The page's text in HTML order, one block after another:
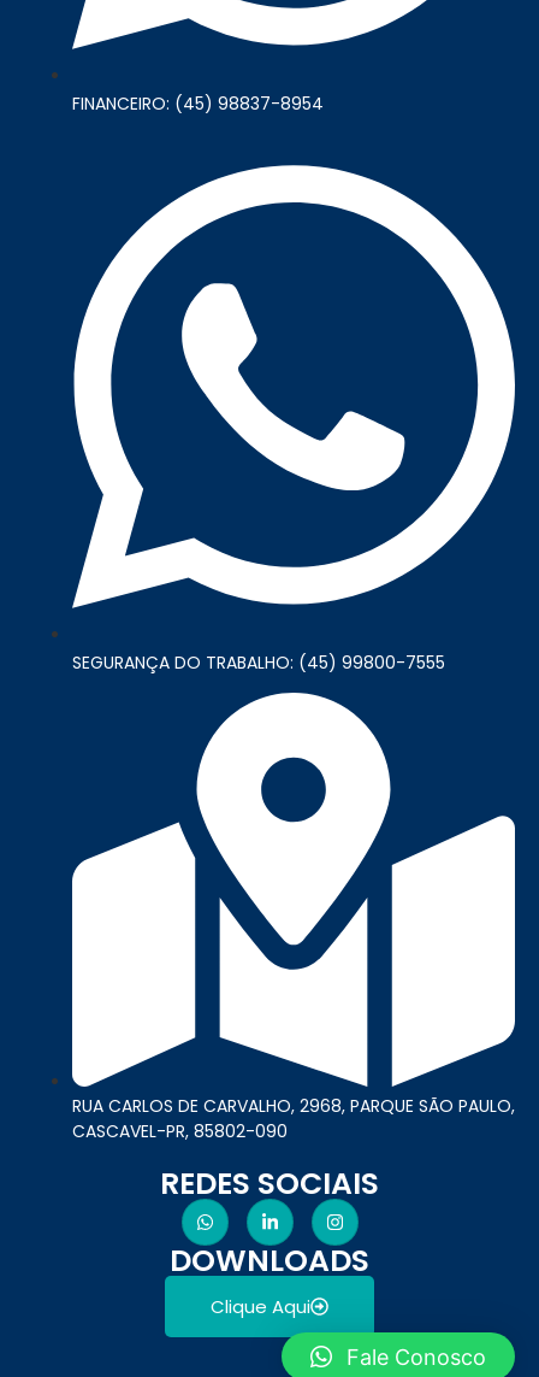
FINANCEIRO: (45) 98837-8954
SEGURANÇA DO TRABALHO: (45) 99800-7555
RUA CARLOS DE CARVALHO, 2968, PARQUE SÃO PAULO,
CASCAVEL-PR, 85802-090
REDES SOCIAIS
DOWNLOADS
Clique Aqui
Fale Conosco